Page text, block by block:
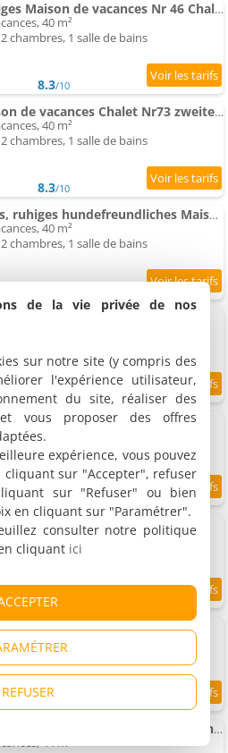
Neues, ruhiges Maison de vacances Nr 46 Chalet mit Meerblick 100 Meter zum Wattenmeer, komplett eingezäunt
40 m²
chambres, 1 salle de bains
8.3/10
Neues Maison de vacances Chalet Nr73 zweite Reihe direkt am Wattenmeer, komplett eingezäunt
40 m²
chambres, 1 salle de bains
8.3/10
Nr 88 Neues, ruhiges hundefreundliches Maison de vacances direkt am Wattenmeer, komplett eingezäunt
40 m²
chambres, 1 salle de bains
9/10
Wad Zout 't
40 m²
(total 33 personnes)
8.7/10
70 m²
chambre, 1 salle de bains
9/10
35 m²
chambre, 1 salle de bains
9.5
Traumblick Nr 24 aufs Wattenmeer Blick bis nach Texel
44 m²
de la vie privée de nos
sur notre site (y compris des
l'expérience utilisateur,
du site, réaliser des
vous proposer des offres
expérience, vous pouvez
cliquant sur "Accepter", refuser
sur "Refuser" ou bien
en cliquant sur "Paramétrer".
consulter notre politique
cliquant ici
REFUSER